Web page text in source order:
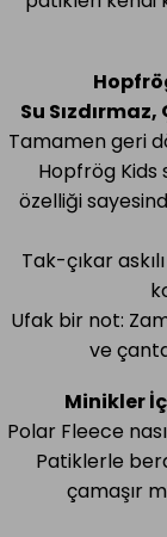
Su
Tamamen geri
Hopfrög Kids
özelliği
Tak-çıkar
Ufak bir not:
ve
Minikler
Polar Fleece
Patiklerle
çamaşır